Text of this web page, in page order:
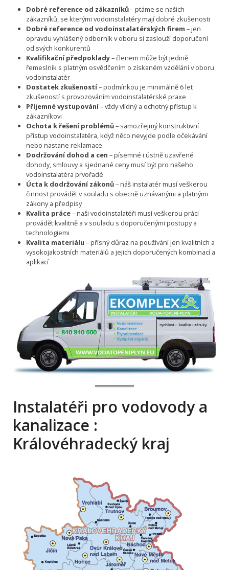
Dobré reference od zákazníků– ptáme se našich
zákazníků, se kterými vodoinstalatéry mají dobré zkušenosti
Dobré reference od vodoinstalatérských firem – jen
opravdu vyhlášený odborník v oboru si zaslouží doporučení
od svých konkurentů
Kvalifikační předpoklady– členem může být jedině
řemeslník s platným osvědčením o získaném vzdělání v oboru
vodoinstalatér
Dostatek zkušeností– podmínkou je minimálně 6 let
zkušeností s provozováním vodoinstalatérské praxe
Příjemné vystupování– vždy vlídný a ochotný přístup k
zákazníkovi
Ochota k řešení problémů– samozřejmý konstruktivní
přístup vodoinstalatéra, když něco nevyjde podle očekávání
nebo nastane reklamace
Dodržování dohod a cen – písemné i ústně uzavřené
dohody, smlouvy a sjednané ceny musí být pro našeho
vodoinstalatéra prvořadé
Úcta k dodržování zákonů– náš instalatér musí veškerou
činnost provádět v souladu s obecně uznávanými a platnými
zákony a předpisy
Kvalita práce– naši vodoinstalatéři musí veškerou práci
provádět kvalitně a v souladu s doporučenými postupy a
technologiemi
Kvalita materiálu – přísný důraz na používání jen kvalitních a
vysokojakostních materiálů a jejich doporučených kombinací a
aplikací
Instalatéři pro vodovody a
kanalizace :
Královéhradecký kraj